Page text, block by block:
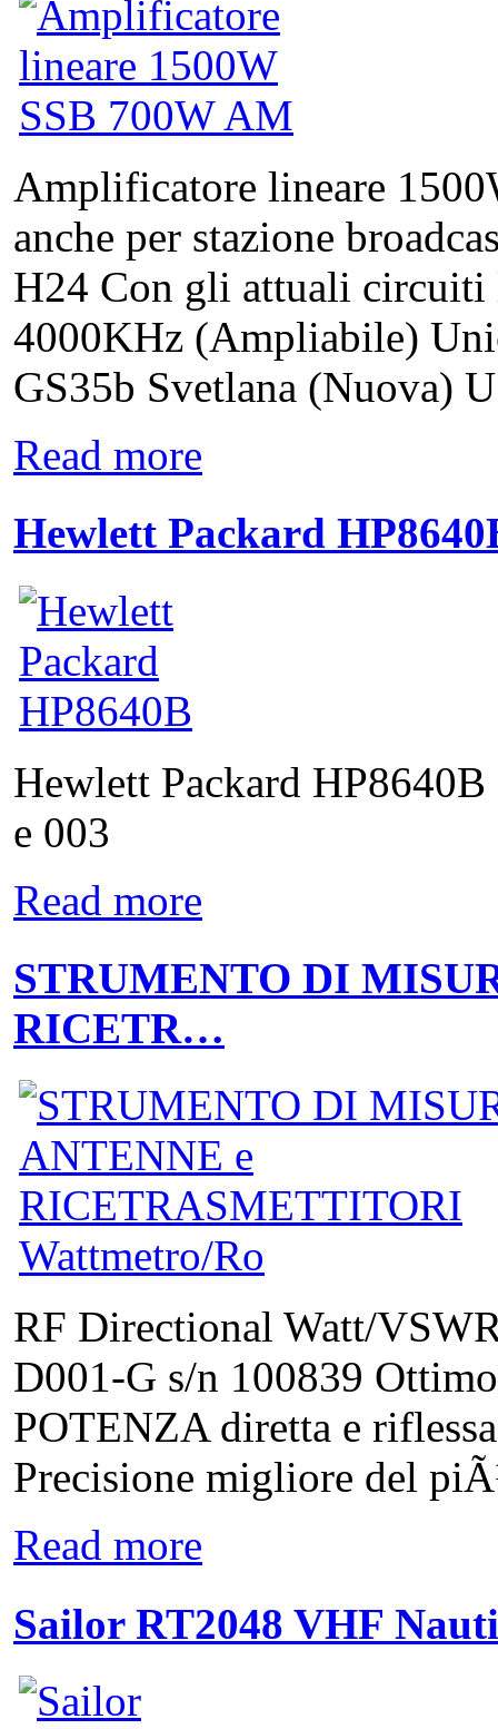
Amplificatore lineare
anche per stazione
H24 Con gli attuali circuiti
4000KHz (Ampliabile)
GS35b Svetlana (Nuova)
Read more
Hewlett Packard
Hewlett Packard
e 003
Read more
STRUMENTO DI
RICETR…
RF Directional Watt/
D001-G s/n 100839
POTENZA diretta e
Precisione migliore del
Read more
Sailor RT2048 VHF